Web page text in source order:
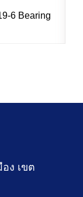
6 Bearing
ง เขต